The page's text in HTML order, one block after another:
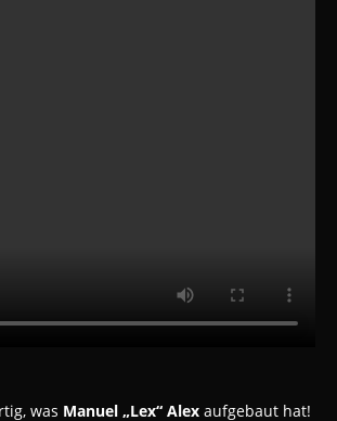
was Manuel „Lex“ Alex aufgebaut hat!